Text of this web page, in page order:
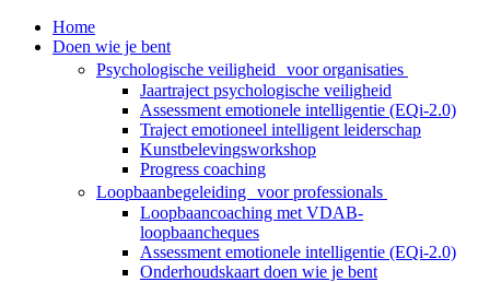
Home
Doen wie je bent
Psychologische veiligheid voor organisaties
Jaartraject psychologische veiligheid
Assessment emotionele intelligentie (EQi-2.0)
Traject emotioneel intelligent leiderschap
Kunstbelevingsworkshop
Progress coaching
Loopbaanbegeleiding voor professionals
Loopbaancoaching met VDAB-
loopbaancheques
Assessment emotionele intelligentie (EQi-2.0)
Onderhoudskaart doen wie je bent